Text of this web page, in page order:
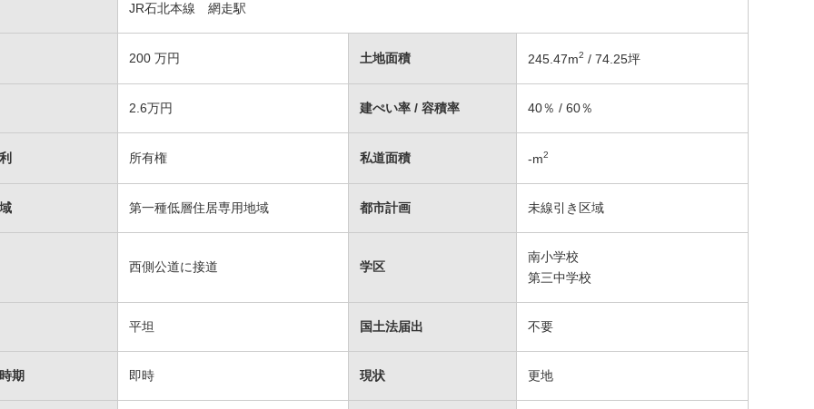
JR石北本線 網走駅
200 万円 土地面積 245.47m2 / 74.25坪
2.6万円 建ぺい率 / 容積率 40％ / 60％
所有権 私道面積 -m2
第一種低層住居専用地域 都市計画 未線引き区域
西側公道に接道 学区
南小学校
第三中学校
平坦 国土法届出 不要
期 即時 現状 更地